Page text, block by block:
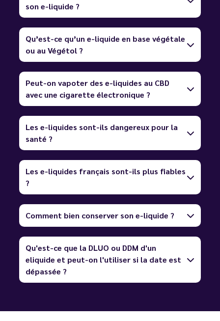
son e-liquide ?
Qu’est-ce qu’un e-liquide en base végétale
ou au Végétol ?
Peut-on vapoter des e-liquides au CBD
avec une cigarette électronique ?
Les e-liquides sont-ils dangereux pour la
santé ?
Les e-liquides français sont-ils plus fiables
?
Comment bien conserver son e-liquide ?
Qu'est-ce que la DLUO ou DDM d'un
eliquide et peut-on l'utiliser si la date est
dépassée ?